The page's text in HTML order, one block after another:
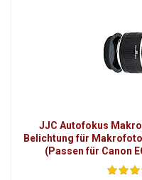
JJC Autofokus
Belichtung für
(Passen für Canon